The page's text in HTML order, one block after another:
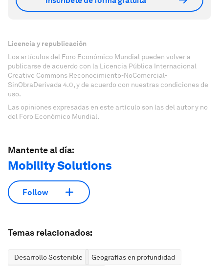
Licencia y republicación
Los artículos del Foro Económico Mundial pueden volver a
publicarse de acuerdo con la Licencia Pública Internacional
Creative Commons Reconocimiento-NoComercial-
SinObraDerivada 4.0, y de acuerdo con nuestras condiciones de
uso.
Las opiniones expresadas en este artículo son las del autor y no
del Foro Económico Mundial.
Mantente al día:
Mobility Solutions
Follow
Temas relacionados:
Desarrollo Sostenible
Geografías en profundidad